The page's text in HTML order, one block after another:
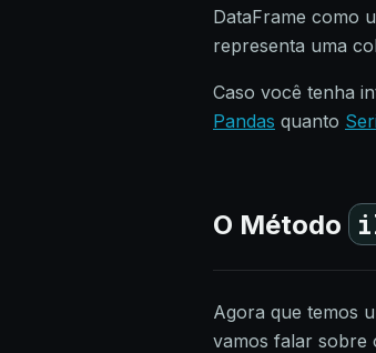
DataFrame como
representa uma
Caso você tenha
Pandas quanto
O Método
Agora que temos
vamos falar sobre